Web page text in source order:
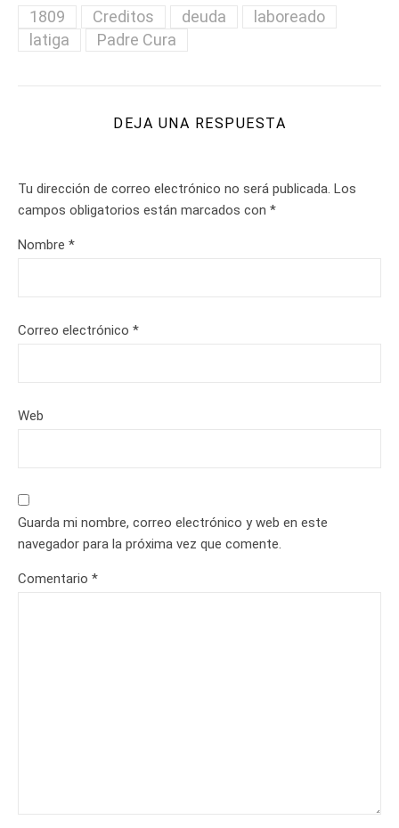
1809 Creditos deuda
laboreado
latiga
Padre Cura
DEJA UNA RESPUESTA
Tu dirección de correo electrónico no será publicada. Los
campos obligatorios están marcados con *
Nombre *
Correo electrónico *
Web
Guarda mi nombre, correo electrónico y web en este
navegador para la próxima vez que comente.
Comentario *